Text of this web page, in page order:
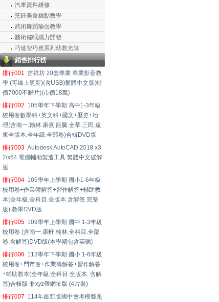
汽車資料維修
烹飪美食糕點教學
武術舞蹈瑜伽教學
賭術催眠腦力開發
巧連智巧虎系列幼教光碟
銷售排行榜
排行001 吉祥坊 20套專業 專業影音教
學 (可線上更新)(含USB)繁體中文版(特
價7000不贈片)(市價18萬)
排行002 105學年下學期 高中1-3年級
校用卷數學科+英文科+國文+歷史+地
理(含南一.翰林.康熹.龍騰.全華.三民.遠
東全版本.全年级.全部卷)合輯DVD版
排行003 Autodesk AutoCAD 2018 x3
2/x64 電腦輔助製造工具 繁體中文破解
版
排行004 105學年上學期 國小1-6年級
校用卷+作業簿解答+習作解答+輔助教
本(全年級.全科目.全版本.含解答.完整
版) 教學DVD版
排行005 109學年上學期 國中 1-3年級
校用卷 (含南一.康軒.翰林.全科目.全部
卷.含解答)DVD版(本學期包含英聽)
排行006 113學年下學期 國小 1-6年級
校用卷+門市卷+作業簿解答+習作解答
+輔助教本(全年級.全科目.全版本. 含解
答)合輯版 非xyz帶網址版 (4片裝)
排行007 114年最新版國中會考模擬題